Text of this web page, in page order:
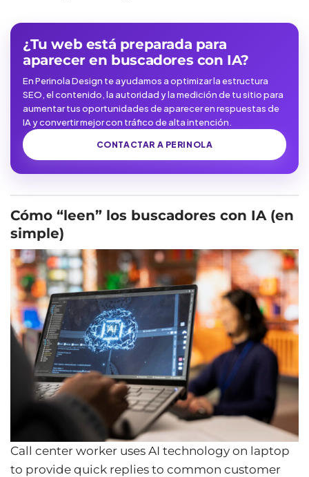
¿Tu web está preparada para
aparecer en buscadores con IA?
En Perinola Design te ayudamos a optimizar la estructura
SEO, el contenido, la autoridad y la medición de tu sitio para
aumentar tus oportunidades de aparecer en respuestas de
IA y convertir mejor con tráfico de alta intención.
CONTACTAR A PERINOLA
Cómo “leen” los buscadores con IA (en
simple)
Call center worker uses AI technology on laptop
to provide quick replies to common customer